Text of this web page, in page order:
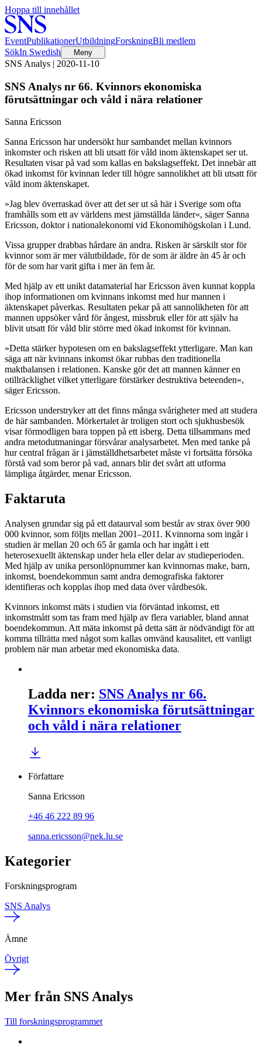
Hoppa till innehållet
EventPublikationerUtbildningForskningBli medlem
SökIn Swedish Meny
SNS Analys | 2020-11-10
SNS Analys nr 66. Kvinnors ekonomiska
förutsättningar och våld i nära relationer
Sanna Ericsson
Sanna Ericsson har undersökt hur sambandet mellan kvinnors
inkomster och risken att bli utsatt för våld inom äktenskapet ser ut.
Resultaten visar på vad som kallas en bakslagseffekt. Det innebär att
ökad inkomst för kvinnan leder till högre sannolikhet att bli utsatt för
våld inom äktenskapet.
»Jag blev överraskad över att det ser ut så här i Sverige som ofta
framhålls som ett av världens mest jämställda länder«, säger Sanna
Ericsson, doktor i nationalekonomi vid Ekonomihögskolan i Lund.
Vissa grupper drabbas hårdare än andra. Risken är särskilt stor för
kvinnor som är mer välutbildade, för de som är äldre än 45 år och
för de som har varit gifta i mer än fem år.
Med hjälp av ett unikt datamaterial har Ericsson även kunnat koppla
ihop informationen om kvinnans inkomst med hur mannen i
äktenskapet påverkas. Resultaten pekar på att sannolikheten för att
mannen uppsöker vård för ångest, missbruk eller för att själv ha
blivit utsatt för våld blir större med ökad inkomst för kvinnan.
»Detta stärker hypotesen om en bakslagseffekt ytterligare. Man kan
säga att när kvinnans inkomst ökar rubbas den traditionella
maktbalansen i relationen. Kanske gör det att mannen känner en
otillräcklighet vilket ytterligare förstärker destruktiva beteenden«,
säger Ericsson.
Ericsson understryker att det finns många svårigheter med att studera
de här sambanden. Mörkertalet är troligen stort och sjukhusbesök
visar förmodligen bara toppen på ett isberg. Detta tillsammans med
andra metodutmaningar försvårar analysarbetet. Men med tanke på
hur central frågan är i jämställdhetsarbetet måste vi fortsätta försöka
förstå vad som beror på vad, annars blir det svårt att utforma
lämpliga åtgärder, menar Ericsson.
Faktaruta
Analysen grundar sig på ett dataurval som består av strax över 900
000 kvinnor, som följts mellan 2001–2011. Kvinnorna som ingår i
studien är mellan 20 och 65 år gamla och har ingått i ett
heterosexuellt äktenskap under hela eller delar av studieperioden.
Med hjälp av unika personlöpnummer kan kvinnornas make, barn,
inkomst, boendekommun samt andra demografiska faktorer
identifieras och kopplas ihop med data över vårdbesök.
Kvinnors inkomst mäts i studien via förväntad inkomst, ett
inkomstmått som tas fram med hjälp av flera variabler, bland annat
boendekommun. Att mäta inkomst på detta sätt är nödvändigt för att
komma tillrätta med något som kallas omvänd kausalitet, ett vanligt
problem när man arbetar med ekonomiska data.
Ladda ner: SNS Analys nr 66.
Kvinnors ekonomiska förutsättningar
och våld i nära relationer
Författare
Sanna Ericsson
+46 46 222 89 96
sanna.ericsson@nek.lu.se
Kategorier
Forskningsprogram
SNS Analys
Ämne
Övrigt
Mer från SNS Analys
Till forskningsprogrammet